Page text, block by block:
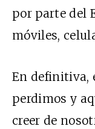
por parte del
móviles,
En definitiva,
perdimos y
creer de